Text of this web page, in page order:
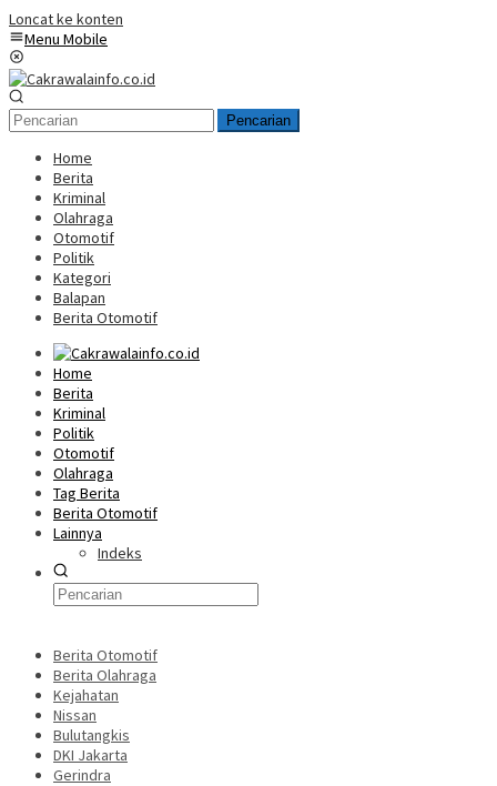
Loncat ke konten
Menu Mobile
Pencarian
Home
Berita
Kriminal
Olahraga
Otomotif
Politik
Kategori
Balapan
Berita Otomotif
Home
Berita
Kriminal
Politik
Otomotif
Olahraga
Tag Berita
Berita Otomotif
Lainnya
Indeks
Berita Otomotif
Berita Olahraga
Kejahatan
Nissan
Bulutangkis
DKI Jakarta
Gerindra